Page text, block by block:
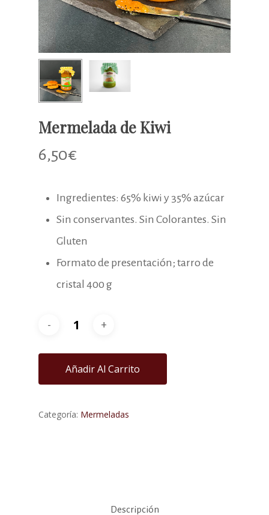
Mermelada de Kiwi
6,50€
Ingredientes: 65% kiwi y 35% azúcar
Sin conservantes. Sin Colorantes. Sin
Gluten
Formato de presentación; tarro de
cristal 400 g
Añadir Al Carrito
Categoría: Mermeladas
Descripción